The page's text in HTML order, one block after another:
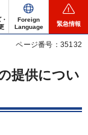
Foreign
Language
緊急情報
ページ番号：35132
提供につい